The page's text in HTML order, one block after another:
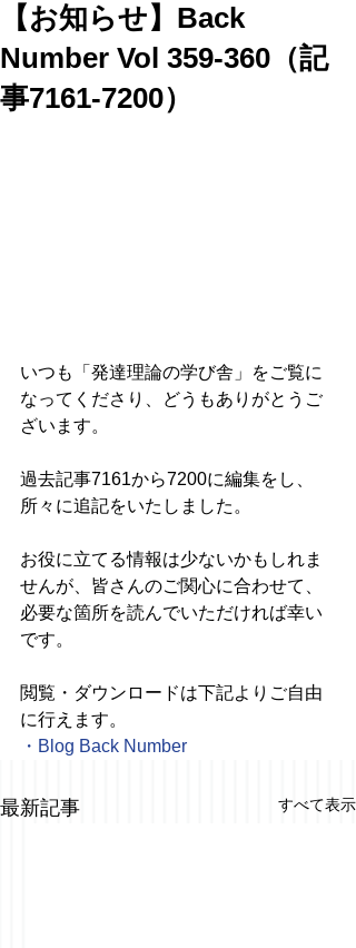
【お知らせ】Back
Number Vol 359-360（記
事7161-7200）
いつも「発達理論の学び舎」をご覧に
なってくださり、どうもありがとうご
ざいます。
過去記事7161から7200に編集をし、
所々に追記をいたしました。
お役に立てる情報は少ないかもしれま
せんが、皆さんのご関心に合わせて、
必要な箇所を読んでいただければ幸い
です。
閲覧・ダウンロードは下記よりご自由
に行えます。
・ Blog Back Number
最新記事 すべて表示